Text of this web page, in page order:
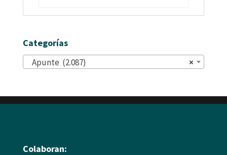
Categorías
×
Apunte (2.087)
Colaboran: